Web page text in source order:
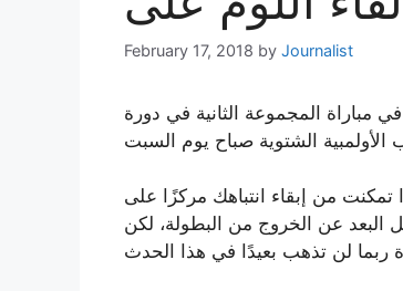
February 17, 2018 by Journalist
مباراة المجموعة الثانية في دورة
إذا تمكنت من إبقاء انتباهك مركزًا على
البعد عن الخروج من البطولة، لكن